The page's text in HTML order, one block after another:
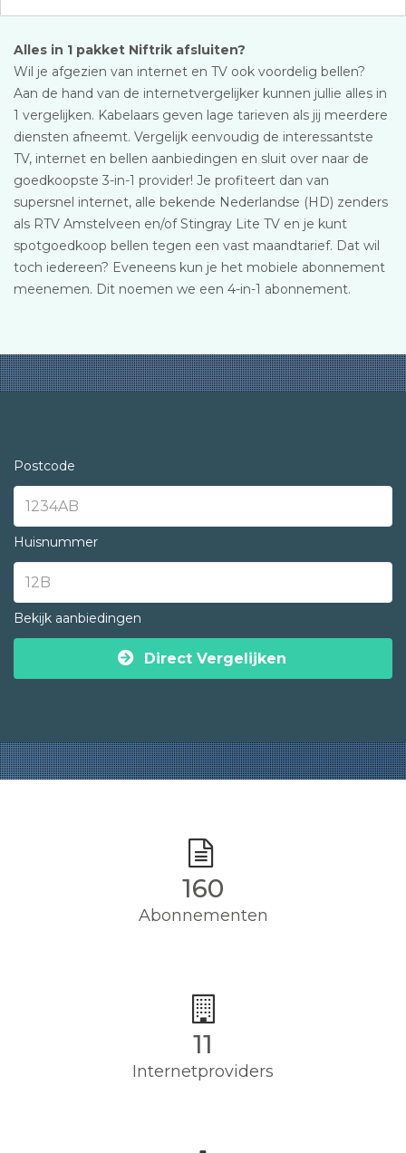
Alles in 1 pakket Niftrik afsluiten?
Wil je afgezien van internet en TV ook voordelig bellen?
Aan de hand van de internetvergelijker kunnen jullie alles in
1 vergelijken. Kabelaars geven lage tarieven als jij meerdere
diensten afneemt. Vergelijk eenvoudig de interessantste
TV, internet en bellen aanbiedingen en sluit over naar de
goedkoopste 3-in-1 provider! Je profiteert dan van
supersnel internet, alle bekende Nederlandse (HD) zenders
als RTV Amstelveen en/of Stingray Lite TV en je kunt
spotgoedkoop bellen tegen een vast maandtarief. Dat wil
toch iedereen? Eveneens kun je het mobiele abonnement
meenemen. Dit noemen we een 4-in-1 abonnement.
Postcode
Huisnummer
Bekijk aanbiedingen
Direct Vergelijken
160
Abonnementen
11
Internetproviders